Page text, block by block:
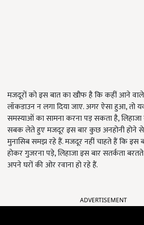
मजदूरों को इस बात का खौफ है कि कहीं आने वाले
लॉकडाउन न लगा दिया जाए. अगर ऐसा हुआ, तो
समस्याओं का सामना करना पड़ सकता है, लिहाजा
सबक लेते हुए मजदूर इस बार कुछ अनहोनी होने
मुनासिब समझ रहे हैं. मजदूर नहीं चाहते हैं कि इस
होकर गुजरना पड़े, लिहाजा इस बार सतर्कता
अपने घरों की ओर रवाना हो रहे हैं.
ADVERTISEMENT